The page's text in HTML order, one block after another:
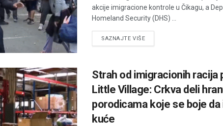
akcije imigracione kontrole u Čikagu, a
Homeland Security (DHS) ...
SAZNAJTE VIŠEDETAILS
Strah od imigracionih racija
Little Village: Crkva deli
porodicama koje se boje da
kuće